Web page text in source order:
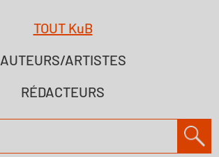
TOUT KuB
AUTEURS/ARTISTES
RÉDACTEURS